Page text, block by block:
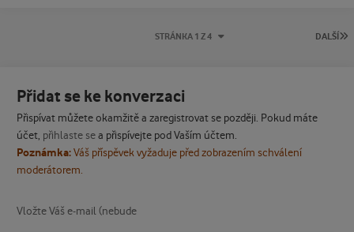
DALŠÍ
STRÁNKA 1 Z 4
Přidat se ke konverzaci
Přispívat můžete okamžitě a zaregistrovat se později. Pokud máte
účet, přihlaste sea přispívejte pod Vaším účtem.
Poznámka:Váš příspěvek vyžaduje před zobrazením schválení
moderátorem.